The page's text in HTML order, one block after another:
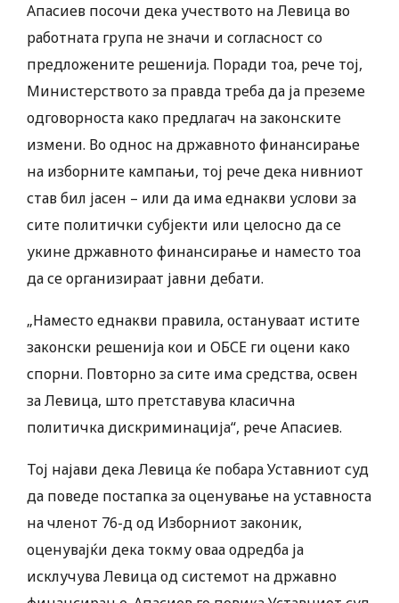
Апасиев посочи дека учеството на Левица во
работната група не значи и согласност со
предложените решенија. Поради тоа, рече тој,
Министерството за правда треба да ја преземе
одговорноста како предлагач на законските
измени. Во однос на државното финансирање
на изборните кампањи, тој рече дека нивниот
став бил јасен – или да има еднакви услови за
сите политички субјекти или целосно да се
укине државното финансирање и наместо тоа
да се организираат јавни дебати.
„Наместо еднакви правила, остануваат истите
законски решенија кои и ОБСЕ ги оцени како
спорни. Повторно за сите има средства, освен
за Левица, што претставува класична
политичка дискриминација“, рече Апасиев.
Тој најави дека Левица ќе побара Уставниот суд
да поведе постапка за оценување на уставноста
на членот 76-д од Изборниот законик,
оценувајќи дека токму оваа одредба ја
исклучува Левица од системот на државно